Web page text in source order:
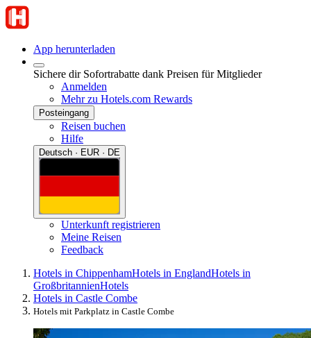
App herunterladen
Sichere dir Sofortrabatte dank Preisen für Mitglieder
Anmelden
Mehr zu Hotels.com Rewards
Posteingang
Reisen buchen
Hilfe
Deutsch · EUR · DE
Unterkunft registrieren
Meine Reisen
Feedback
Hotels in ChippenhamHotels in EnglandHotels in
GroßbritannienHotels
Hotels in Castle Combe
Hotels mit Parkplatz in Castle Combe